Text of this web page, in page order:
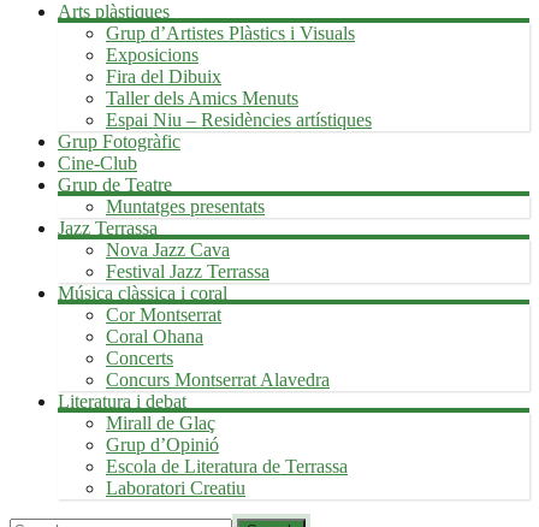
Arts plàstiques
Grup d’Artistes Plàstics i Visuals
Exposicions
Fira del Dibuix
Taller dels Amics Menuts
Espai Niu – Residències artístiques
Grup Fotogràfic
Cine-Club
Grup de Teatre
Muntatges presentats
Jazz Terrassa
Nova Jazz Cava
Festival Jazz Terrassa
Música clàssica i coral
Cor Montserrat
Coral Ohana
Concerts
Concurs Montserrat Alavedra
Literatura i debat
Mirall de Glaç
Grup d’Opinió
Escola de Literatura de Terrassa
Laboratori Creatiu